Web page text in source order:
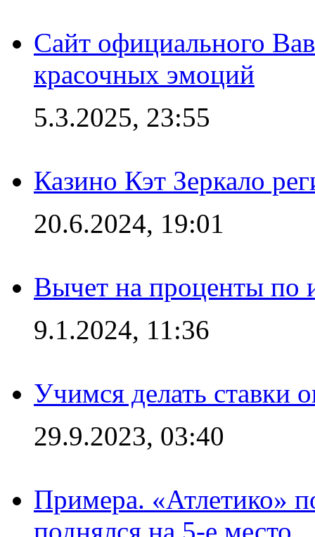
Сайт официального
красочных эмоций
5.3.2025, 23:55
Казино Кэт Зеркало
20.6.2024, 19:01
Вычет на проценты по
9.1.2024, 11:36
Учимся делать ставки
29.9.2023, 03:40
Примера. «Атлетико»
поднялся на 5-е место